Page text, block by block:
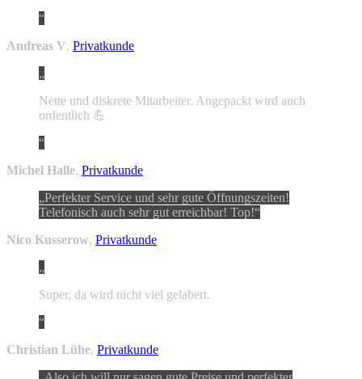
Andreas V, Privatkunde
Nette und diskrete Mitarbeiter. Angepackt wird auch
ordentlich 💪
Michel Halle, Privatkunde
Perfekter Service und sehr gute Öffnungszeiten!
Telefonisch auch sehr gut erreichbar! Top!
Nico Kusserow, Privatkunde
Super, da wird nicht viel gelabert.
Christian Lühe, Privatkunde